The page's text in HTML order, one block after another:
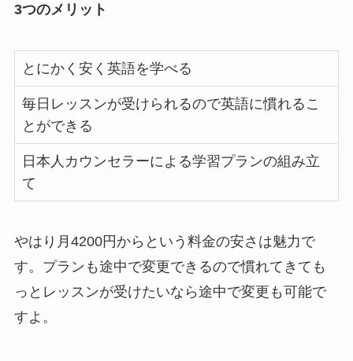
3つのメリット
とにかく安く英語を学べる
毎日レッスンが受けられるので英語に慣れるこ
とができる
日本人カウンセラーによる学習プランの組み立
て
やはり月4200円からという料金の安さは魅力で
す。プランも途中で変更できるので慣れてきても
っとレッスンが受けたいなら途中で変更も可能で
すよ。